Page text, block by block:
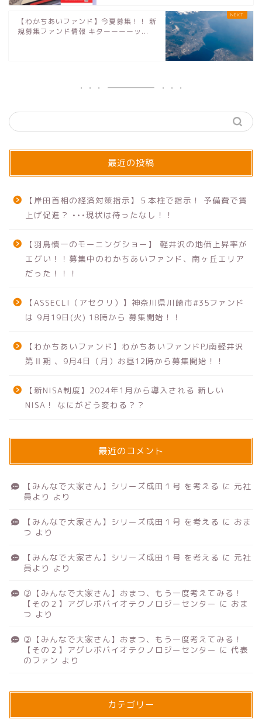
【わかちあいファンド】今夏募集！！ 新
規募集ファンド情報 キターーーーッ...
最近の投稿
【岸田首相の経済対策指示】５本柱で指示！ 予備費で賃
上げ促進？ •••現状は待ったなし！！
【羽鳥慎一のモーニングショー】 軽井沢の地価上昇率が
エグい！！募集中のわかちあいファンド、南ヶ丘エリア
だった！！！
【ASSECLI（アセクリ）】神奈川県川崎市#35ファンド
は 9月19日(火) 18時から 募集開始！！
【わかちあいファンド】わかちあいファンドPJ南軽井沢
第Ⅱ期 、9月4日（月）お昼12時から募集開始！！
【新NISA制度】2024年1月から導入される 新しい
NISA！ なにがどう変わる？？
最近のコメント
【みんなで大家さん】シリーズ成田１号 を考える に 元社
員より より
【みんなで大家さん】シリーズ成田１号 を考える に おま
つ より
【みんなで大家さん】シリーズ成田１号 を考える に 元社
員より より
②【みんなで大家さん】おまつ、もう一度考えてみる！
【その２】アグレボバイオテクノロジーセンター に おま
つ より
②【みんなで大家さん】おまつ、もう一度考えてみる！
【その２】アグレボバイオテクノロジーセンター に 代表
のファン より
カテゴリー